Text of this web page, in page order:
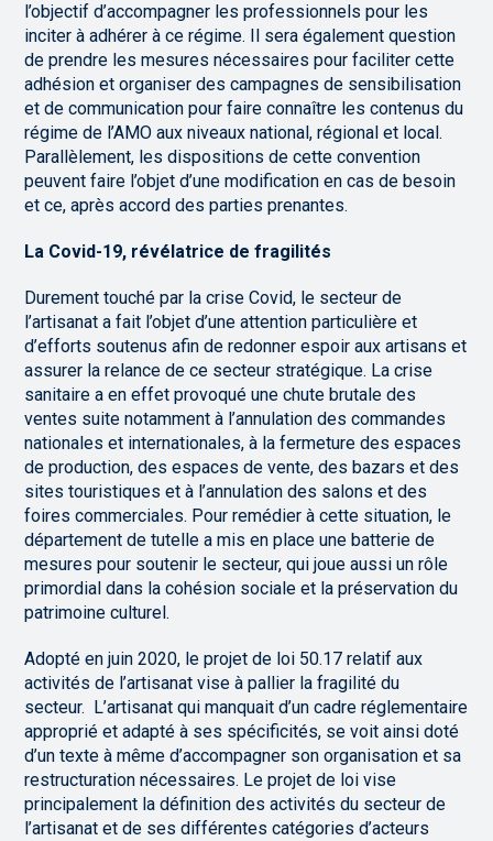
l’objectif d’accompagner les professionnels pour les
inciter à adhérer à ce régime. Il sera également question
de prendre les mesures nécessaires pour faciliter cette
adhésion et organiser des campagnes de sensibilisation
et de communication pour faire connaître les contenus du
régime de l’AMO aux niveaux national, régional et local.
Parallèlement, les dispositions de cette convention
peuvent faire l’objet d’une modification en cas de besoin
et ce, après accord des parties prenantes.
La Covid-19, révélatrice de fragilités
Durement touché par la crise Covid, le secteur de
l’artisanat a fait l’objet d’une attention particulière et
d’efforts soutenus afin de redonner espoir aux artisans et
assurer la relance de ce secteur stratégique. La crise
sanitaire a en effet provoqué une chute brutale des
ventes suite notamment à l’annulation des commandes
nationales et internationales, à la fermeture des espaces
de production, des espaces de vente, des bazars et des
sites touristiques et à l’annulation des salons et des
foires commerciales. Pour remédier à cette situation, le
département de tutelle a mis en place une batterie de
mesures pour soutenir le secteur, qui joue aussi un rôle
primordial dans la cohésion sociale et la préservation du
patrimoine culturel.
Adopté en juin 2020, le projet de loi 50.17 relatif aux
activités de l’artisanat vise à pallier la fragilité du
secteur. L’artisanat qui manquait d’un cadre réglementaire
approprié et adapté à ses spécificités, se voit ainsi doté
d’un texte à même d’accompagner son organisation et sa
restructuration nécessaires. Le projet de loi vise
principalement la définition des activités du secteur de
l’artisanat et de ses différentes catégories d’acteurs